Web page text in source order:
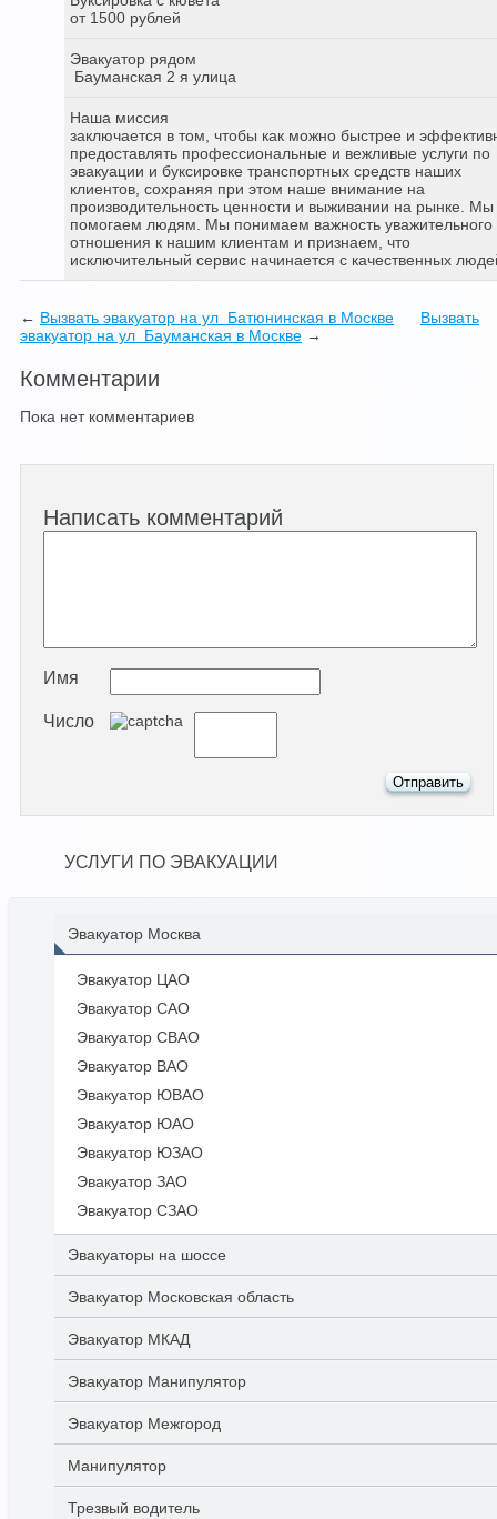
от 1500 рублей
Эвакуатор рядом
Бауманская 2 я улица
Наша миссия
заключается в том, чтобы как можно быстрее и
предоставлять профессиональные и вежливые услуги по
эвакуации и буксировке транспортных средств наших
клиентов, сохраняя при этом наше внимание на
производительность ценности и выживании на рынке. Мы
помогаем людям. Мы понимаем важность уважительного
отношения к нашим клиентам и признаем, что
исключительный сервис начинается с качественных
← Вызвать эвакуатор на ул Батюнинская в Москве
Вызвать
эвакуатор на ул Бауманская в Москве →
Комментарии
Пока нет комментариев
Написать комментарий
Имя
Число
УСЛУГИ ПО ЭВАКУАЦИИ
Эвакуатор Москва
Эвакуатор ЦАО
Эвакуатор САО
Эвакуатор СВАО
Эвакуатор ВАО
Эвакуатор ЮВАО
Эвакуатор ЮАО
Эвакуатор ЮЗАО
Эвакуатор ЗАО
Эвакуатор СЗАО
Эвакуаторы на шоссе
Эвакуатор Московская область
Эвакуатор МКАД
Эвакуатор Манипулятор
Эвакуатор Межгород
Манипулятор
Трезвый водитель